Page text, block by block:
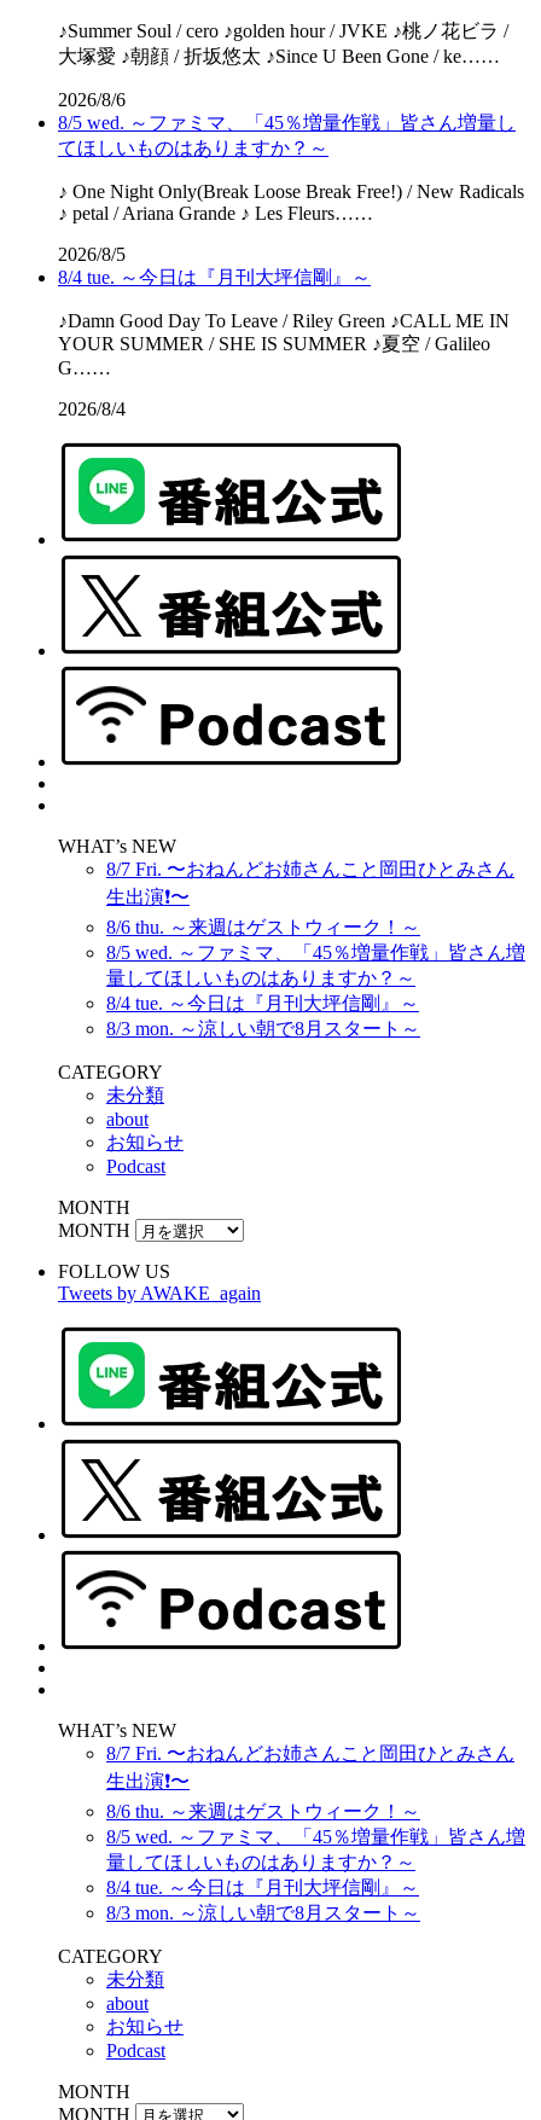
♪Summer Soul / cero ♪golden hour / JVKE ♪桃ノ花ビラ /
大塚愛 ♪朝顔 / 折坂悠太 ♪Since U Been Gone / ke……
2026/8/6
8/5 wed. ～ファミマ、「45％増量作戦」皆さん増量し
てほしいものはありますか？～
♪ One Night Only(Break Loose Break Free!) / New Radicals
♪ petal / Ariana Grande ♪ Les Fleurs……
2026/8/5
8/4 tue. ～今日は『月刊大坪信剛』～
♪Damn Good Day To Leave / Riley Green ♪CALL ME IN
YOUR SUMMER / SHE IS SUMMER ♪夏空 / Galileo
G……
2026/8/4
WHAT’s NEW
8/7 Fri. 〜おねんどお姉さんこと岡田ひとみさん
生出演❗️〜
8/6 thu. ～来週はゲストウィーク！～
8/5 wed. ～ファミマ、「45％増量作戦」皆さん増
量してほしいものはありますか？～
8/4 tue. ～今日は『月刊大坪信剛』～
8/3 mon. ～涼しい朝で8月スタート～
CATEGORY
未分類
about
お知らせ
Podcast
MONTH
MONTH
FOLLOW US
Tweets by AWAKE_again
WHAT’s NEW
8/7 Fri. 〜おねんどお姉さんこと岡田ひとみさん
生出演❗️〜
8/6 thu. ～来週はゲストウィーク！～
8/5 wed. ～ファミマ、「45％増量作戦」皆さん増
量してほしいものはありますか？～
8/4 tue. ～今日は『月刊大坪信剛』～
8/3 mon. ～涼しい朝で8月スタート～
CATEGORY
未分類
about
お知らせ
Podcast
MONTH
MONTH